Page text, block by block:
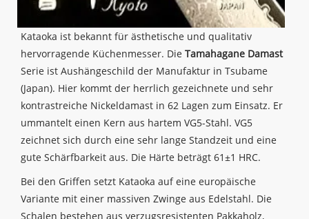
Kataoka ist bekannt für ästhetische und qualitativ
hervorragende Küchenmesser. Die Tamahagane Damast
Serie ist Aushängeschild der Manufaktur in Tsubame
(Japan). Hier kommt der herrlich gezeichnete und sehr
kontrastreiche Nickeldamast in 62 Lagen zum Einsatz. Er
ummantelt einen Kern aus hartem VG5-Stahl. VG5
zeichnet sich durch eine sehr lange Standzeit und eine
gute Schärfbarkeit aus. Die Härte beträgt 61±1 HRC.
Bei den Griffen setzt Kataoka auf eine europäische
Variante mit einer massiven Zwinge aus Edelstahl. Die
Schalen bestehen aus verzugsresistenten Pakkaholz,